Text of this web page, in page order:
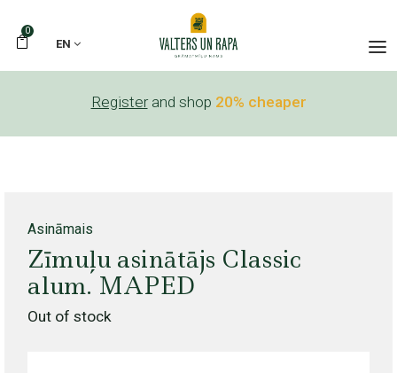
0
EN
Register and shop 20% cheaper
Asināmais
Zīmuļu asinātājs Classic
alum. MAPED
Out of stock